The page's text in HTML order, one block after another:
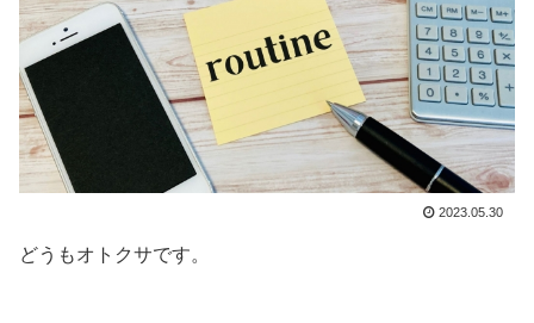
2023.05.30
どうもオトクサです。